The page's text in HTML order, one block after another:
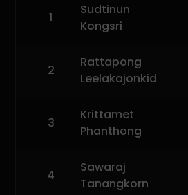
1
Sudtinun
Kongsri
2
Rattapong
Leelakajonkid
3
Krittamet
Phanthong
4
Sawaraj
Tanangkorn